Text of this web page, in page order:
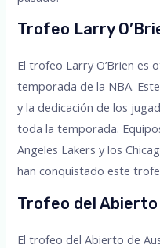
Trofeo Larry
El trofeo Larry O’Brien es
temporada de la NBA.
y la dedicación de los
toda la temporada.
Angeles Lakers y los
han conquistado este
Trofeo del
El trofeo del Abierto de